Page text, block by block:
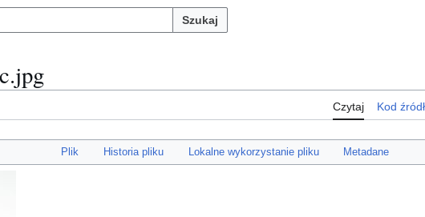
Szukaj
Czytaj Kod
Plik Historia pliku Lokalne wykorzystanie pliku Metadane